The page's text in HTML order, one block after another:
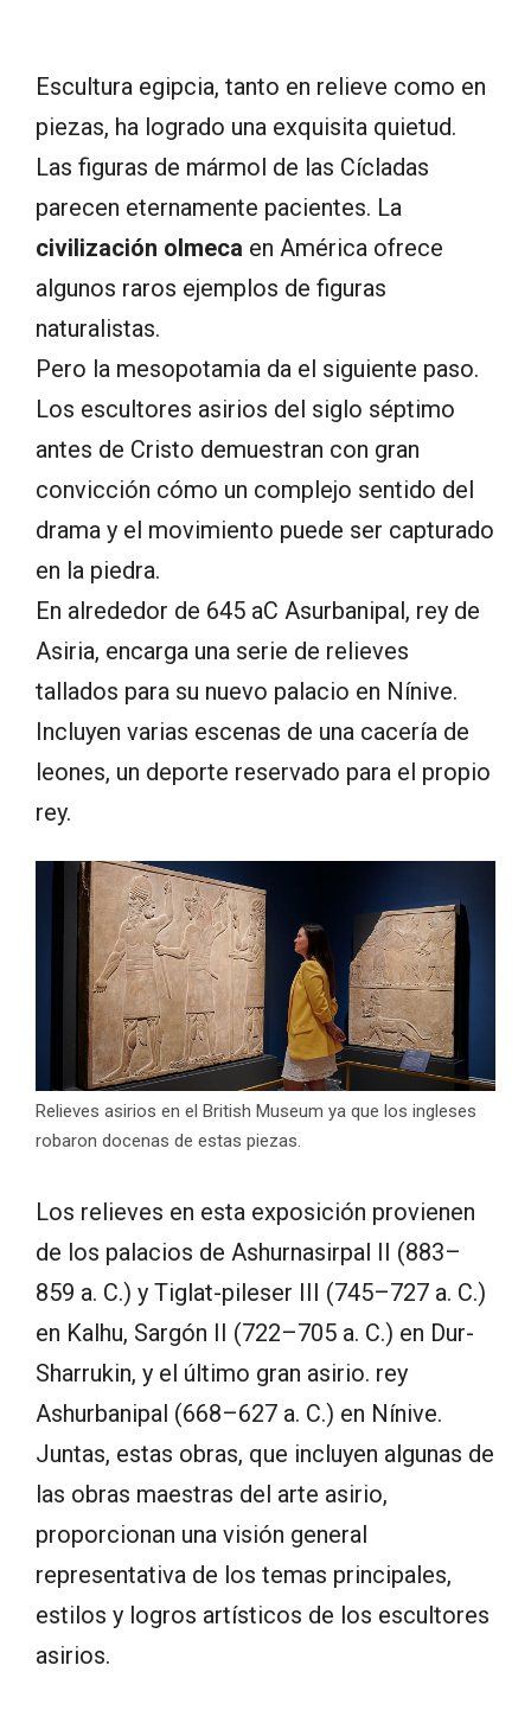
Escultura egipcia, tanto en relieve como en
piezas, ha logrado una exquisita quietud.
Las figuras de mármol de las Cícladas
parecen eternamente pacientes. La
civilización olmeca en América ofrece
algunos raros ejemplos de figuras
naturalistas.
Pero la mesopotamia da el siguiente paso.
Los escultores asirios del siglo séptimo
antes de Cristo demuestran con gran
convicción cómo un complejo sentido del
drama y el movimiento puede ser capturado
en la piedra.
En alrededor de 645 aC Asurbanipal, rey de
Asiria, encarga una serie de relieves
tallados para su nuevo palacio en Nínive.
Incluyen varias escenas de una cacería de
leones, un deporte reservado para el propio
rey.
Relieves asirios en el British Museum ya que los ingleses
robaron docenas de estas piezas.
Los relieves en esta exposición provienen
de los palacios de Ashurnasirpal II (883–
859 a. C.) y Tiglat-pileser III (745–727 a. C.)
en Kalhu, Sargón II (722–705 a. C.) en Dur-
Sharrukin, y el último gran asirio. rey
Ashurbanipal (668–627 a. C.) en Nínive.
Juntas, estas obras, que incluyen algunas de
las obras maestras del arte asirio,
proporcionan una visión general
representativa de los temas principales,
estilos y logros artísticos de los escultores
asirios.